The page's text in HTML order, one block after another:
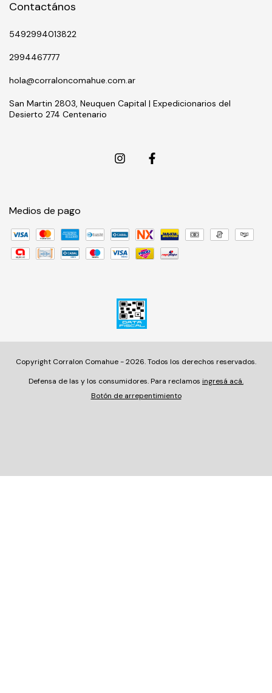
Contactános
5492994013822
2994467777
hola@corraloncomahue.com.ar
San Martin 2803, Neuquen Capital | Expedicionarios del
Desierto 274 Centenario
Medios de pago
Copyright Corralon Comahue - 2026. Todos los derechos reservados.
Defensa de las y los consumidores. Para reclamos ingresá acá.
Botón de arrepentimiento